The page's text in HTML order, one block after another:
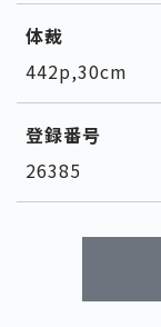
体裁
442p,30cm
登録番号
26385